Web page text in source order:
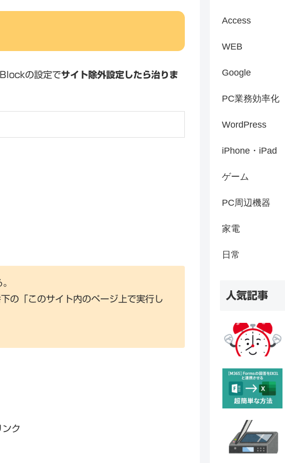
の設定でサイト除外設定したら治りま
の「このサイト内のページ上で実行し
ンク
Access
WEB
Google
PC業務効率化
WordPress
iPhone・iPad
ゲーム
PC周辺機器
家電
日常
人気記事